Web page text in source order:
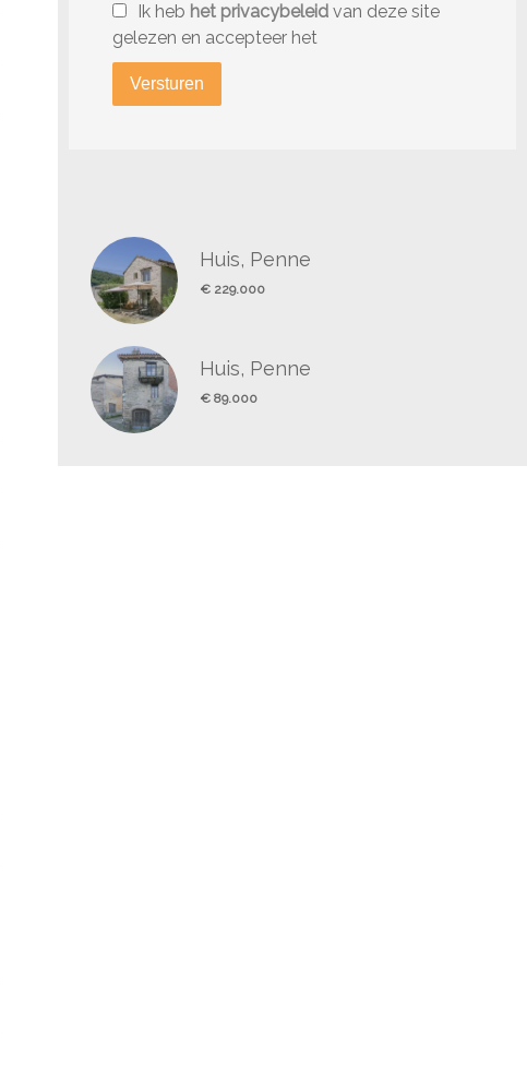
Ik heb het privacybeleidvan deze site
gelezen en accepteer het
Versturen
Huis, Penne
€ 229.000
Huis, Penne
€ 89.000